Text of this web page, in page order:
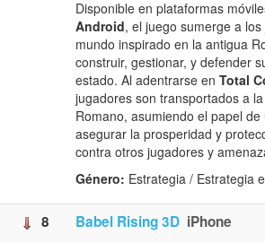
Disponible en plataformas
Android, el juego sumerge a
mundo inspirado en la antigua
construir, gestionar, y defender
estado. Al adentrarse en Total
jugadores son transportados a
Romano, asumiendo el papel
asegurar la prosperidad y
contra otros jugadores y
Género: Estrategia / Estrategia
8 Babel Rising 3D iPhone